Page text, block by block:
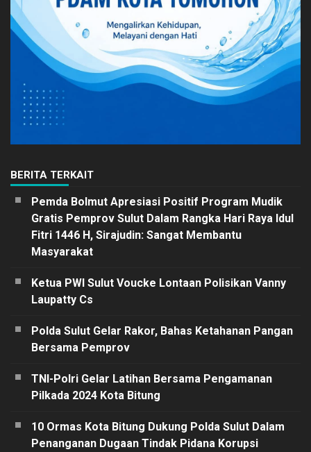
BERITA TERKAIT
Pemda Bolmut Apresiasi Positif Program Mudik
Gratis Pemprov Sulut Dalam Rangka Hari Raya Idul
Fitri 1446 H, Sirajudin: Sangat Membantu
Masyarakat
Ketua PWI Sulut Voucke Lontaan Polisikan Vanny
Laupatty Cs
Polda Sulut Gelar Rakor, Bahas Ketahanan Pangan
Bersama Pemprov
TNI-Polri Gelar Latihan Bersama Pengamanan
Pilkada 2024 Kota Bitung
10 Ormas Kota Bitung Dukung Polda Sulut Dalam
Penanganan Dugaan Tindak Pidana Korupsi